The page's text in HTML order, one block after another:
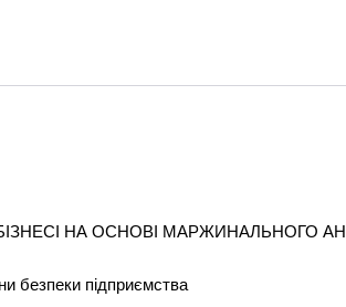
НА ОСНОВІ МАРЖИНАЛЬНОГО
безпеки підприємства